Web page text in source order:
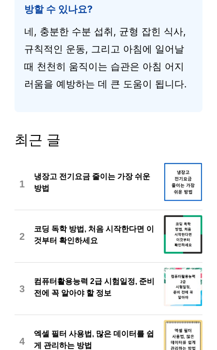
방할 수 있나요?
네, 충분한 수분 섭취, 균형 잡힌 식사,
규칙적인 운동, 그리고 아침에 일어날
때 천천히 움직이는 습관은 아침 어지
러움을 예방하는 데 큰 도움이 됩니다.
최근 글
1
냉장고 전기요금 줄이는 가장 쉬운
방법
2
코딩 독학 방법, 처음 시작한다면 이
것부터 확인하세요
3
컴퓨터활용능력 2급 시험일정, 준비
전에 꼭 알아야 할 정보
4
엑셀 필터 사용법, 많은 데이터를 쉽
게 관리하는 방법